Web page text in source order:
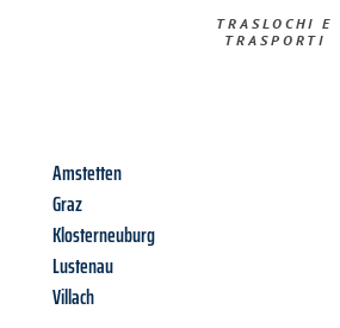
TRASLOCHI E
TRASPORTI​
Amstetten
Graz
Klosterneuburg
Lustenau
Villach